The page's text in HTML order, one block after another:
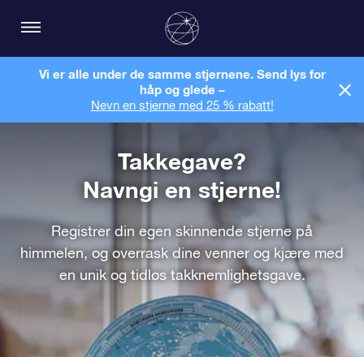
Vi er alle under de samme stjernene. Send lys for
håp og glede –
Nevn en stjerne med 25 % rabatt!
Takkegave?
Navngi en stjerne!
Registrer din egen skinnende stjerne på
himmelen, og overrask dine venner og kjære med
en unik og tidløs takknemlighetsgave.